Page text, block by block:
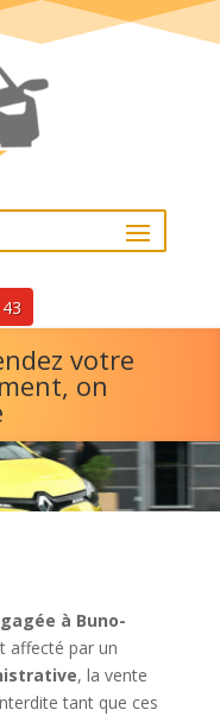
votre
on
à Buno-
affecté par un
, la vente
tant que ces